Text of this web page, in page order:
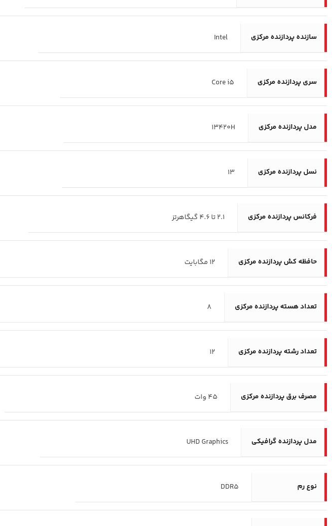
سازنده پردازنده مرکزی Intel
سری پردازنده مرکزی Core i5
مدل پردازنده مرکزی 13420H
نسل پردازنده مرکزی 13
فرکانس پردازنده‌ مرکزی 2.1 تا 4.6 گیگاهرتز
حافظه کش پردازنده مرکزی 12 مگابایت
تعداد هسته پردازنده مرکزی 8
تعداد رشته پردازنده مرکزی 12
مصرف برق پردازنده مرکزی 45 وات
مدل پردازنده گرافیکی UHD Graphics
نوع رم DDR5